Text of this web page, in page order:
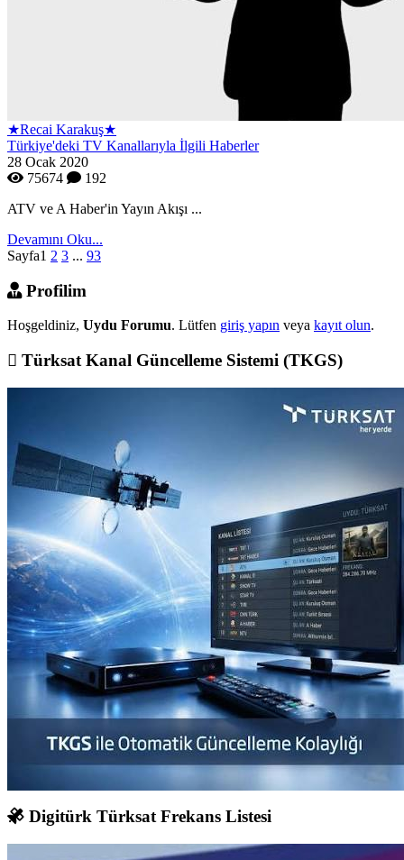
★Recai Karakuş★
Türkiye'deki TV Kanallarıyla İlgili Haberler
28 Ocak 2020
75674
192
ATV ve A Haber'in Yayın Akışı ...
Devamını Oku...
Sayfa1 2 3 ... 93
Profilim
Hoşgeldiniz, Uydu Forumu. Lütfen giriş yapın veya kayıt olun.
Türksat Kanal Güncelleme Sistemi (TKGS)
Digitürk Türksat Frekans Listesi